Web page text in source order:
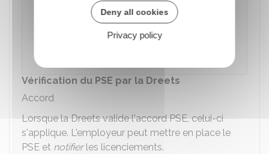
Accéder au service en ligne
Vérification du PSE par la Dreets
Accord
Lorsque laDreetsvalide l'accord PSE, celui-ci
s'applique. L'employeur peut mettre en place le
PSE et notifierles licenciements.
Deny all cookies
Privacy policy